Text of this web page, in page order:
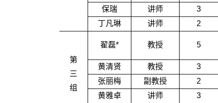
保瑞 讲师
3
丁凡琳
讲师 2
第
三
组
翟磊* 教授 5
黄清贤 教授
3
张丽梅
副教授
2
黄雅卓
讲师
3